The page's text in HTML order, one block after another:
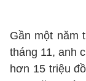
Gần một năm
tháng 11, anh
hơn 15 triệu